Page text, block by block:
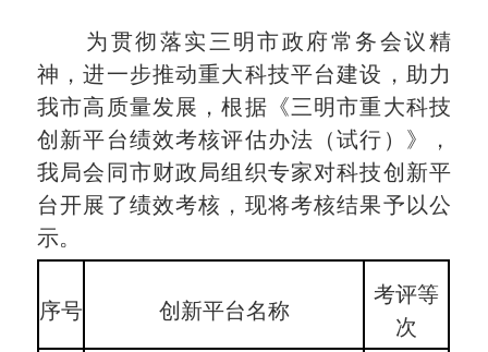
为贯彻落实三明市政府常务会议精
神，进一步推动重大科技平台建设，助力
我市高质量发展，根据《三明市重大科技
创新平台绩效考核评估办法（试行）》，
我局会同市财政局组织专家对科技创新平
台开展了绩效考核，现将考核结果予以公
示。
序号 创新平台名称
考评等
次